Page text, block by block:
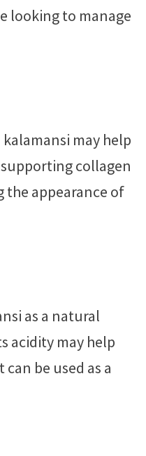
looking to manage
may help
collagen
appearance of
as a natural
acidity may help
be used as a